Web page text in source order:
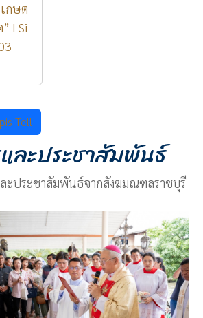
กษต
I Si
Tell
ละประชาสัมพันธ์
ละประชาสัมพันธ์จากสังฆมณฑลราชบุรี